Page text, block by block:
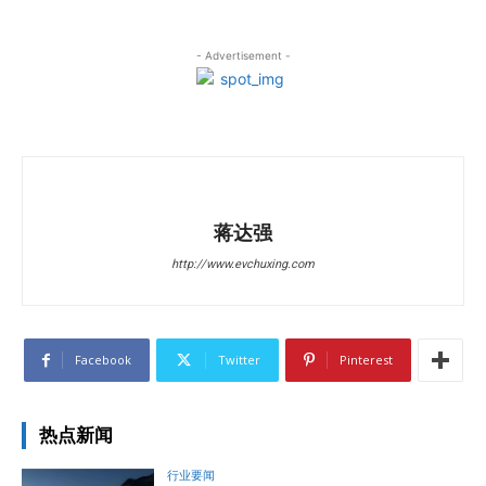
- Advertisement -
蒋达强
http://www.evchuxing.com
Facebook Twitter Pinterest
热点新闻
行业要闻